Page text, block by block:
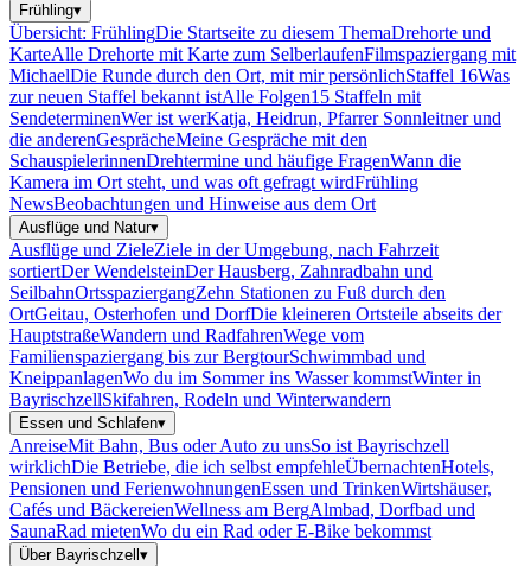
Frühling▾
Übersicht: FrühlingDie Startseite zu diesem ThemaDrehorte und
KarteAlle Drehorte mit Karte zum SelberlaufenFilmspaziergang mit
MichaelDie Runde durch den Ort, mit mir persönlichStaffel 16Was
zur neuen Staffel bekannt istAlle Folgen15 Staffeln mit
SendeterminenWer ist werKatja, Heidrun, Pfarrer Sonnleitner und
die anderenGesprächeMeine Gespräche mit den
SchauspielerinnenDrehtermine und häufige FragenWann die
Kamera im Ort steht, und was oft gefragt wirdFrühling
NewsBeobachtungen und Hinweise aus dem Ort
Ausflüge und Natur▾
Ausflüge und ZieleZiele in der Umgebung, nach Fahrzeit
sortiertDer WendelsteinDer Hausberg, Zahnradbahn und
SeilbahnOrtsspaziergangZehn Stationen zu Fuß durch den
OrtGeitau, Osterhofen und DorfDie kleineren Ortsteile abseits der
HauptstraßeWandern und RadfahrenWege vom
Familienspaziergang bis zur BergtourSchwimmbad und
KneippanlagenWo du im Sommer ins Wasser kommstWinter in
BayrischzellSkifahren, Rodeln und Winterwandern
Essen und Schlafen▾
AnreiseMit Bahn, Bus oder Auto zu unsSo ist Bayrischzell
wirklichDie Betriebe, die ich selbst empfehleÜbernachtenHotels,
Pensionen und FerienwohnungenEssen und TrinkenWirtshäuser,
Cafés und BäckereienWellness am BergAlmbad, Dorfbad und
SaunaRad mietenWo du ein Rad oder E-Bike bekommst
Über Bayrischzell ▾